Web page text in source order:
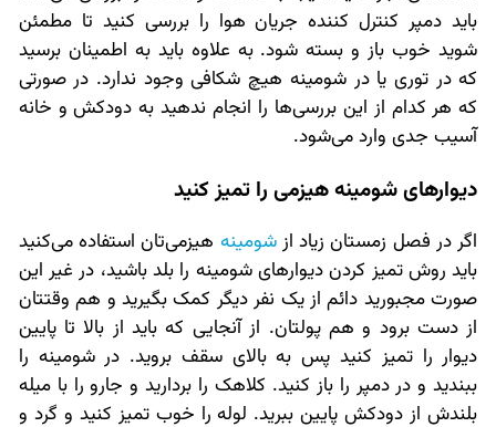
باید دمپر کنترل کننده جریان هوا را بررسی کنید تا مطمئن
شوید خوب باز و بسته شود. به علاوه باید به اطمینان برسید
که در توری یا در شومینه هیچ شکافی وجود ندارد. در صورتی
که هر کدام از این بررسی‌ها را انجام ندهید به دودکش و خانه
آسیب جدی وارد می‌شود.
دیوارهای شومینه هیزمی را تمیز کنید
اگر در فصل زمستان زیاد ازشومینه هیزمی‌تان استفاده می‌کنید
باید روش تمیز کردن دیوارهای شومینه را بلد باشید، در غیر این
صورت مجبورید دائم از یک نفر دیگر کمک بگیرید و هم وقتتان
از دست برود و هم پولتان. از آنجایی که باید از بالا تا پایین
دیوار را تمیز کنید پس به بالای سقف بروید. در شومینه را
ببندید و در دمپر را باز کنید. کلاهک را بردارید و جارو را با میله
بلندش از دودکش پایین ببرید. لوله را خوب تمیز کنید و گرد و